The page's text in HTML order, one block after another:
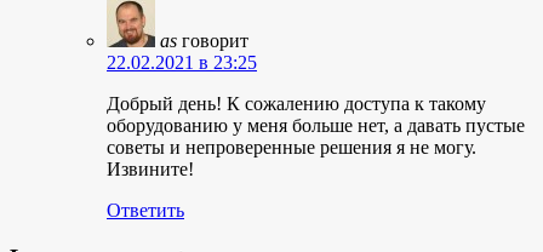
as говорит
22.02.2021 в 23:25
Добрый день! К сожалению доступа к такому
оборудованию у меня больше нет, а давать пустые
советы и непроверенные решения я не могу.
Извините!
Ответить